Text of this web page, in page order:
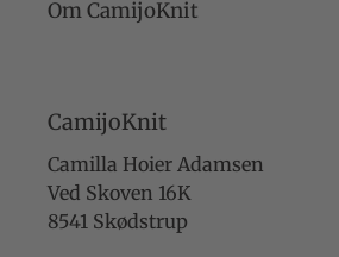
Om CamijoKnit
CamijoKnit
Camilla Hoier Adamsen
Ved Skoven 16K
8541 Skødstrup